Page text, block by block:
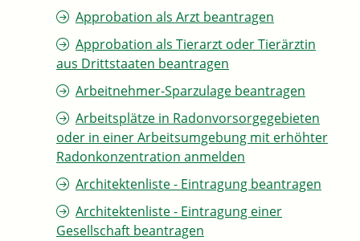
Approbation als Arzt beantragen
Approbation als Tierarzt oder Tierärztin
aus Drittstaaten beantragen
Arbeitnehmer-Sparzulage beantragen
Arbeitsplätze in Radonvorsorgegebieten
oder in einer Arbeitsumgebung mit erhöhter
Radonkonzentration anmelden
Architektenliste - Eintragung beantragen
Architektenliste - Eintragung einer
Gesellschaft beantragen